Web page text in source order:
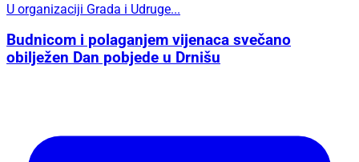
U organizaciji Grada i Udruge...
Budnicom i polaganjem vijenaca svečano
obilježen Dan pobjede u Drnišu